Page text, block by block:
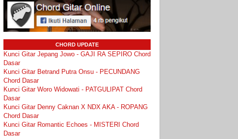
CHORD UPDATE
Kunci Gitar Jepang Jowo - GAJI RA SEPIRO Chord
Dasar
Kunci Gitar Betrand Putra Onsu - PECUNDANG
Chord Dasar
Kunci Gitar Woro Widowati - PATGULIPAT Chord
Dasar
Kunci Gitar Denny Caknan X NDX AKA - ROPANG
Chord Dasar
Kunci Gitar Romantic Echoes - MISTERI Chord
Dasar